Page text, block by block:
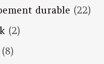
durable (22)
(2)
(8)